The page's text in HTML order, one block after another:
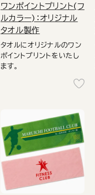
ワンポイントプリント(フ
ルカラー)：オリジナル
タオル製作
タオルにオリジナルのワン
ポイントプリントをいたし
ます。